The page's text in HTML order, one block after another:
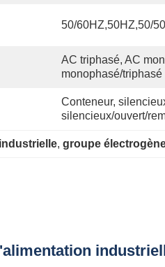
50/60HZ,50HZ,50/
AC triphasé, AC
monophasé/triphasé
Conteneur,
silencieux/ouvert/
, groupe